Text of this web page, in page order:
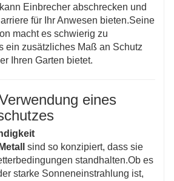
Einbrecher abschrecken und
für Ihr Anwesen bieten.Seine
macht es schwierig zu
ein zusätzliches Maß an Schutz
Ihren Garten bietet.
eines
sind so konzipiert, dass sie
standhalten.Ob es
starke Sonneneinstrahlung ist,